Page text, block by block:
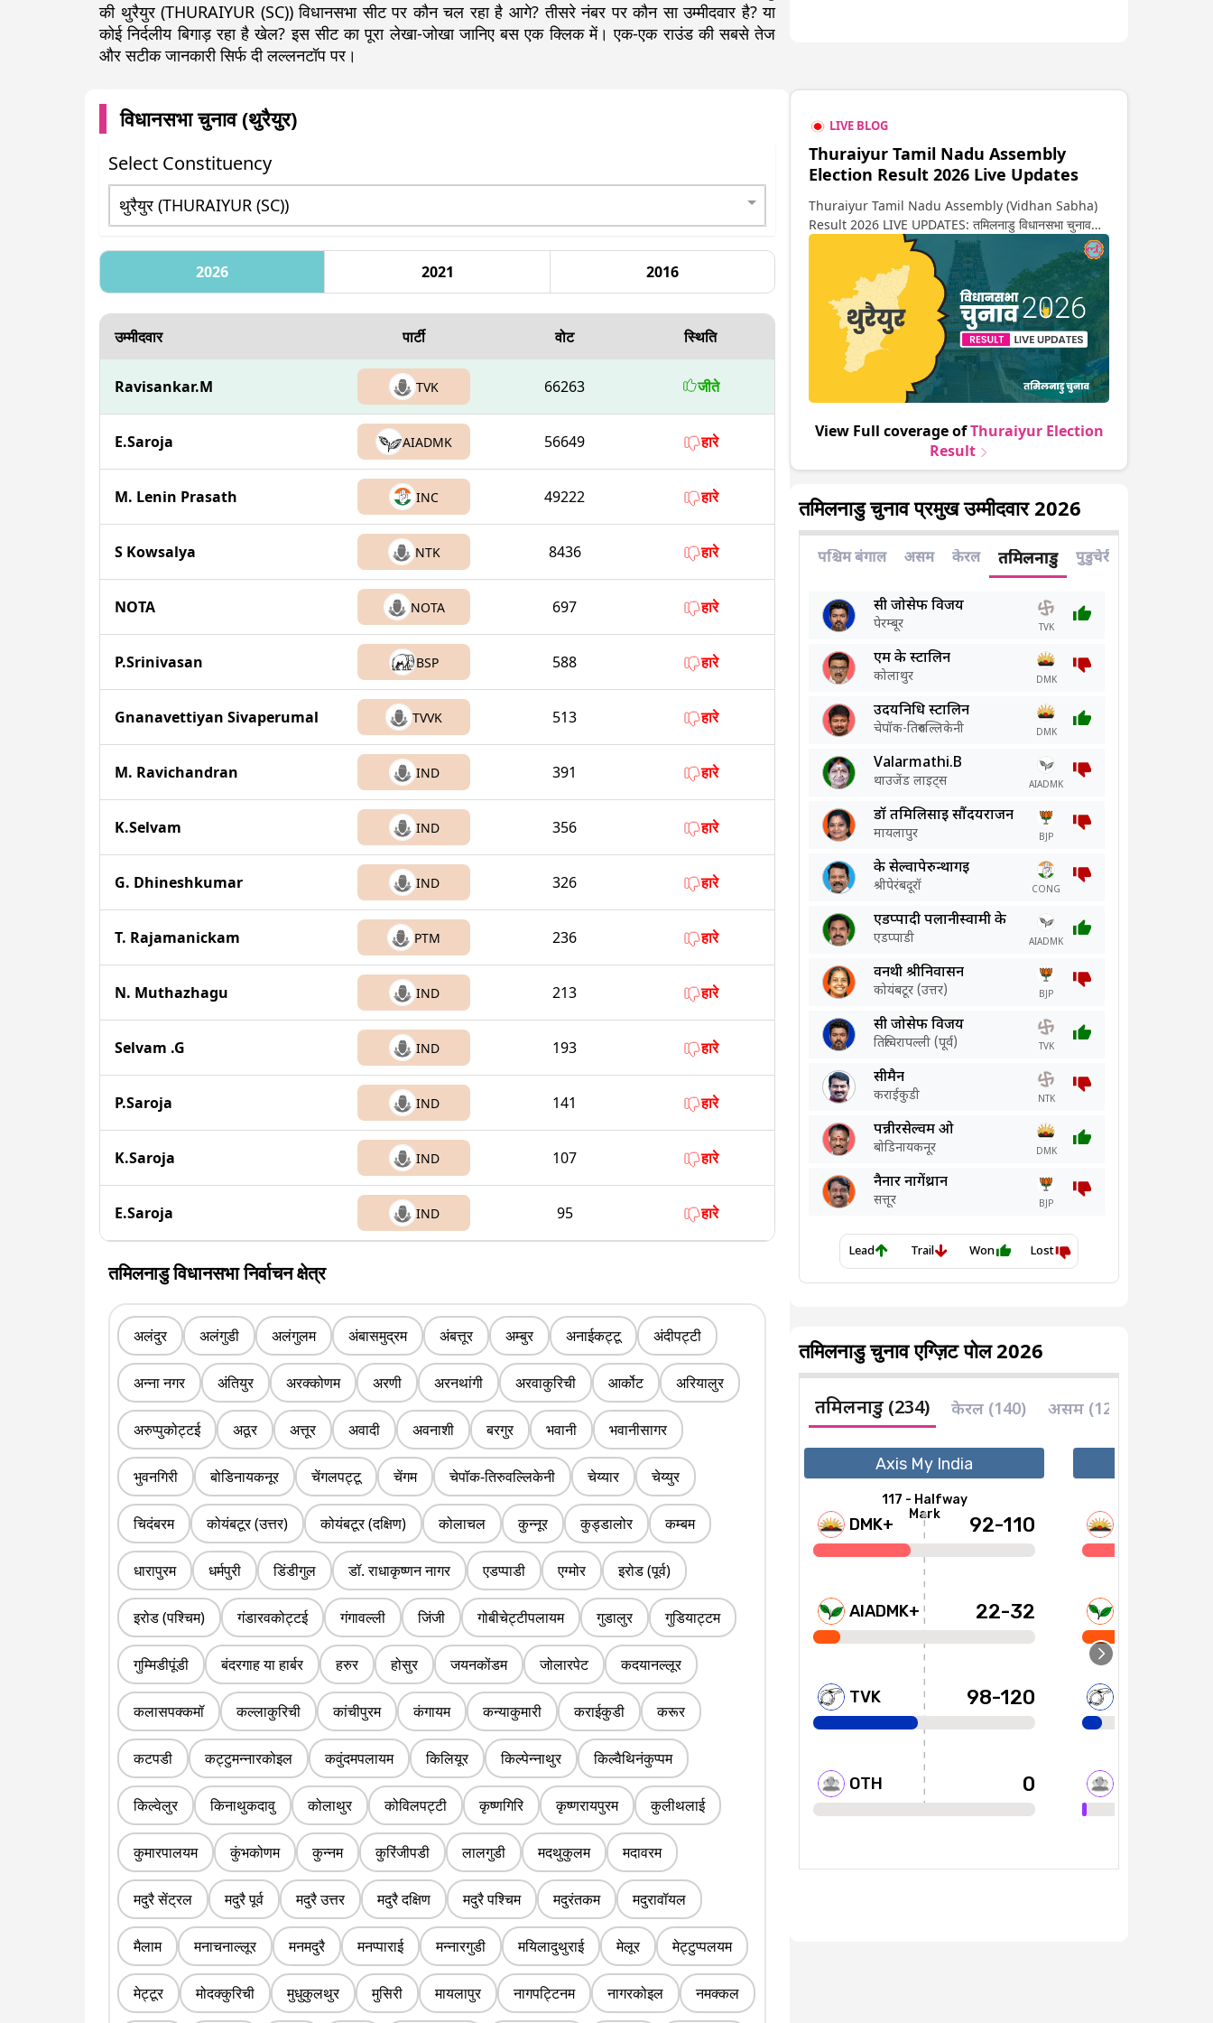
की थुरैयुर (THURAIYUR (SC)) विधानसभा सीट पर कौन चल रहा है आगे? तीसरे नंबर पर कौन सा उम्मीदवार है? या
कोई निर्दलीय बिगाड़ रहा है खेल? इस सीट का पूरा लेखा-जोखा जानिए बस एक क्लिक में। एक-एक राउंड की सबसे तेज
और सटीक जानकारी सिर्फ दी लल्लनटॉप पर।
विधानसभा चुनाव (थुरैयुर)
Select Constituency
2026 2021 2016
उम्मीदवार पार्टी वोट स्थिति
Ravisankar.M TVK 66263 जीते
E.Saroja AIADMK 56649 हारे
M. Lenin Prasath INC 49222 हारे
S Kowsalya NTK 8436 हारे
NOTA NOTA 697 हारे
P.Srinivasan BSP 588 हारे
Gnanavettiyan Sivaperumal TVVK 513 हारे
M. Ravichandran IND 391 हारे
K.Selvam IND 356 हारे
G. Dhineshkumar IND 326 हारे
T. Rajamanickam PTM 236 हारे
N. Muthazhagu IND 213 हारे
Selvam .G IND 193 हारे
P.Saroja IND 141 हारे
K.Saroja IND 107 हारे
E.Saroja IND 95 हारे
तमिलनाडु विधानसभा निर्वाचन क्षेत्र
अलंदुर अलंगुडी अलंगुलम अंबासमुद्रम अंबत्तूर अम्बुर अनाईकट्टू अंदीपट्टी
अन्ना नगर अंतियुर अरक्कोणम अरणी अरनथांगी अरवाकुरिची आर्कोट अरियालुर
अरुप्पुकोट्टई अठूर अत्तूर अवादी अवनाशी बरगुर भवानी भवानीसागर
भुवनगिरी बोडिनायकनूर चेंगलपट्टू चेंगम चेपॉक-तिरुवल्लिकेनी चेय्यार चेय्युर
चिदंबरम कोयंबटूर (उत्तर) कोयंबटूर (दक्षिण) कोलाचल कुन्नूर कुड्डालोर कम्बम
धारापुरम धर्मपुरी डिंडीगुल डॉ. राधाकृष्णन नागर एडप्पाडी एग्मोर इरोड (पूर्व)
इरोड (पश्चिम) गंडारवकोट्टई गंगावल्ली जिंजी गोबीचेट्टीपलायम गुडालुर गुडियाट्टम
गुम्मिडीपूंडी बंदरगाह या हार्बर हरुर होसुर जयनकोंडम जोलारपेट कदयानल्लूर
कलासपक्कमॉ कल्लाकुरिची कांचीपुरम कंगायम कन्याकुमारी कराईकुडी करूर
कटपडी कट्टुमन्नारकोइल कवुंदमपलायम किलियूर किल्पेन्नाथुर किल्वैथिनंकुप्पम
किल्वेलुर किनाथुकदावु कोलाथुर कोविलपट्टी कृष्णगिरि कृष्णरायपुरम कुलीथलाई
कुमारपालयम कुंभकोणम कुन्नम कुरिंजीपडी लालगुडी मदथुकुलम मदावरम
मदुरै सेंट्रल मदुरै पूर्व मदुरै उत्तर मदुरै दक्षिण मदुरै पश्चिम मदुरंतकम मदुरावॉयल
मैलाम मनाचनाल्लूर मनमदुरै मनप्पाराई मन्नारगुडी मयिलादुथुराई मेलूर मेट्टुप्पलयम
मेट्टूर मोदक्कुरिची मुधुकुलथुर मुसिरी मायलापुर नागपट्टिनम नागरकोइल नमक्कल
LIVE BLOG
Thuraiyur Tamil Nadu Assembly
Election Result 2026 Live Updates
Thuraiyur Tamil Nadu Assembly (Vidhan Sabha)
Result 2026 LIVE UPDATES: तमिलनाडु विधानसभा चुनाव
2026 की गिनती अगले कुछ ही देर में शुरू होने वाली है. यहां देखें
थुरैयुर सीट पर कौन आगे-कौन पीछे से लेकर किस तरफ जा रहें है
रुझान. साथ ही पाइए इस सीट पर हो रही हर एक हलचल की अपडेट
वो भी रियल टाइम में
View Full coverage ofThuraiyurElection
Result
तमिलनाडु चुनाव प्रमुख उम्मीदवार 2026
तमिलनाडु चुनाव एग्ज़िट पोल 2026